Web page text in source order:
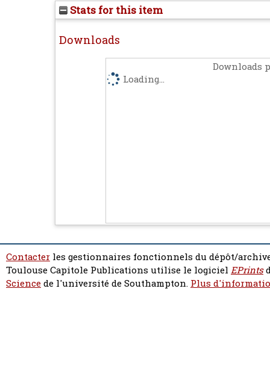
Stats for this item
Downloads
Downloads
Loading...
Contacter les gestionnaires fonctionnels du dépôt/
Toulouse Capitole Publications utilise le logiciel EPrints
Sciencede l'université de Southampton. Plus